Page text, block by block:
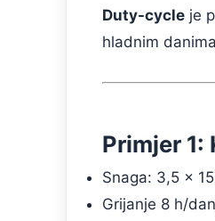
Duty-cycle je
hladnim
Primjer 1:
Snaga: 3,5 ×
Grijanje 8 h/